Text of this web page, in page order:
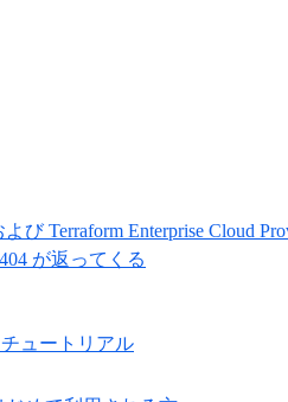
び Terraform Enterprise Cloud
が返ってくる
チュートリアル